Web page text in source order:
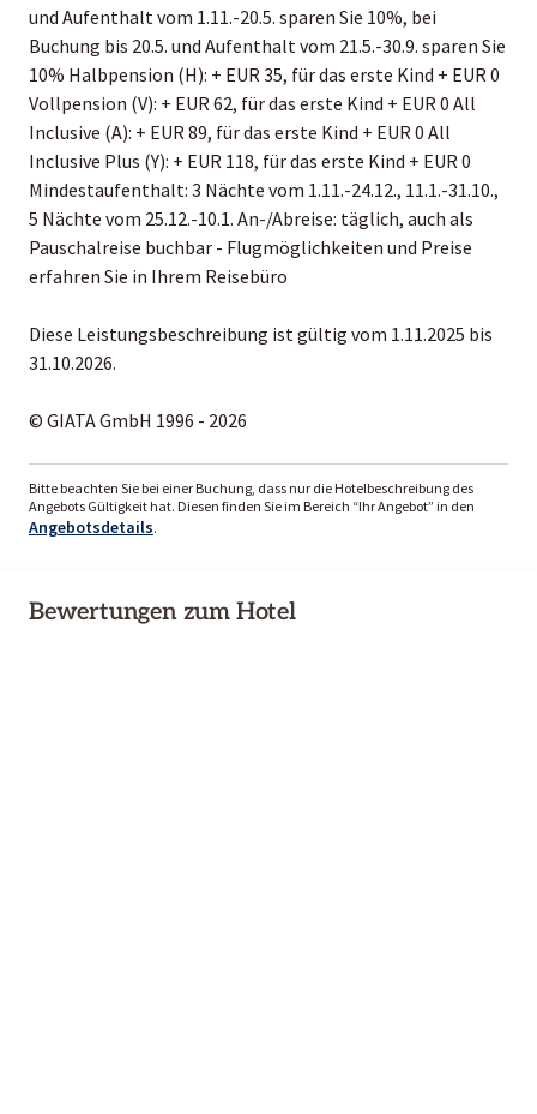
und Aufenthalt vom 1.11.-20.5. sparen Sie 10%, bei
Buchung bis 20.5. und Aufenthalt vom 21.5.-30.9. sparen Sie
10% Halbpension (H): + EUR 35, für das erste Kind + EUR 0
Vollpension (V): + EUR 62, für das erste Kind + EUR 0 All
Inclusive (A): + EUR 89, für das erste Kind + EUR 0 All
Inclusive Plus (Y): + EUR 118, für das erste Kind + EUR 0
Mindestaufenthalt: 3 Nächte vom 1.11.-24.12., 11.1.-31.10.,
5 Nächte vom 25.12.-10.1. An-/Abreise: täglich, auch als
Pauschalreise buchbar - Flugmöglichkeiten und Preise
erfahren Sie in Ihrem Reisebüro
Diese Leistungsbeschreibung ist gültig vom 1.11.2025 bis
31.10.2026.
© GIATA GmbH 1996 - 2026
Bitte beachten Sie bei einer Buchung, dass nur die Hotelbeschreibung des
Angebots Gültigkeit hat. Diesen finden Sie im Bereich “Ihr Angebot” in den
Angebotsdetails.
Bewertungen zum Hotel